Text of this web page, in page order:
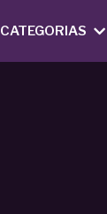
CATEGORIAS